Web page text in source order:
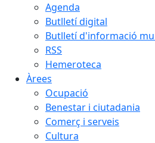
Agenda
Butlletí digital
Butlletí d'informació
RSS
Hemeroteca
Àrees
Ocupació
Benestar i ciutadania
Comerç i serveis
Cultura